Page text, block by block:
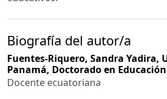
Biografía del autor/a
Fuentes-Riquero, Sandra Yadira,
Panamá, Doctorado en Educación
Docente ecuatoriana